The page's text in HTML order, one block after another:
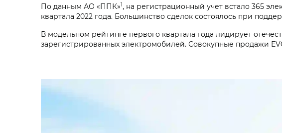
По данным АО «ППК»1, на регистрационный учет встало 365
квартала 2022 года. Большинство сделок состоялось при
В модельном рейтинге первого квартала года лидирует
зарегистрированных электромобилей. Совокупные продажи